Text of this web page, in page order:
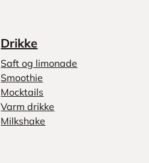
Drikke
Saft og limonade
Smoothie
Mocktails
Varm drikke
Milkshake